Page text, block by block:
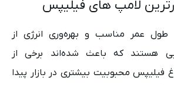
لامپ های فیلیپس
طول عمر مناسب و بهره‌وری انرژی از
هستند که باعث شده‌اند برخی از
فیلیپس محبوبیت بیشتری در بازار پیدا